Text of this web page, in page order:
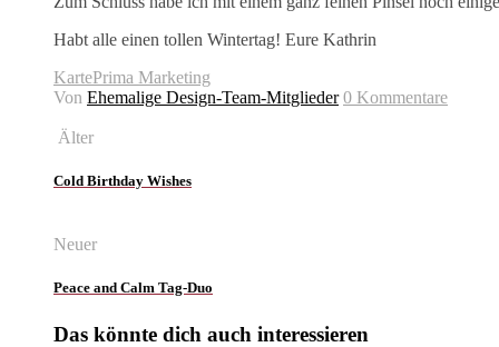
Habt alle einen tollen Wintertag! Eure Kathrin
KartePrima Marketing
Von Ehemalige Design-Team-Mitglieder 0 Kommentare
Älter
Cold Birthday Wishes
Neuer
Peace and Calm Tag-Duo
Das könnte dich auch interessieren